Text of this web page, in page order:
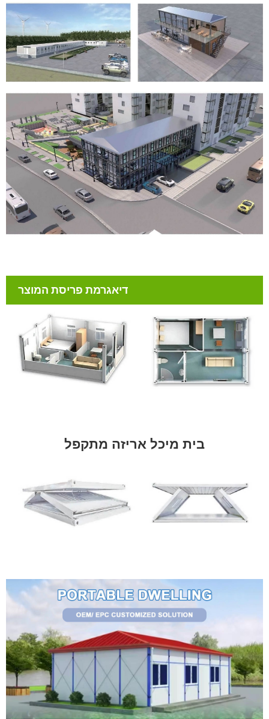
דיאגרמת פריסת המוצר
בית מיכל אריזה מתקפל